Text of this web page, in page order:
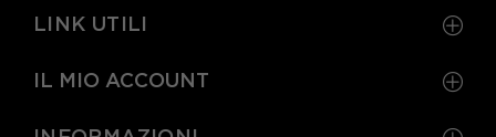
LINK UTILI
IL MIO ACCOUNT